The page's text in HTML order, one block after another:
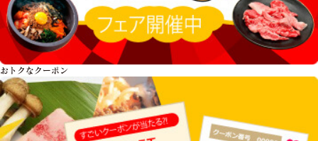
おトクな クーポン